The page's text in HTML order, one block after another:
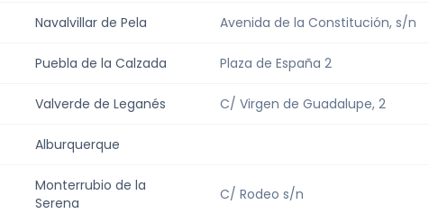
Navalvillar de Pela Avenida de la Constitución, s/n
Puebla de la Calzada Plaza de España 2
Valverde de Leganés C/ Virgen de Guadalupe, 2
Alburquerque
Monterrubio de la
Serena
C/ Rodeo s/n